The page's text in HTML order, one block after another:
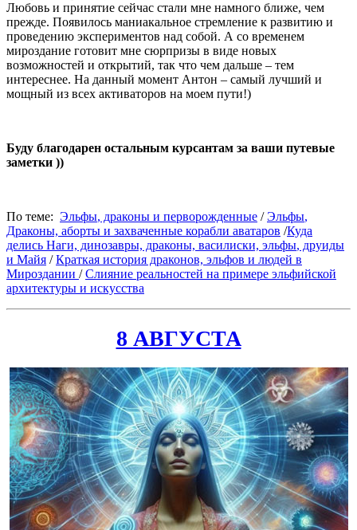
Любовь и принятие сейчас стали мне намного ближе, чем
прежде. Появилось маниакальное стремление к развитию и
проведению экспериментов над собой. А со временем
мироздание готовит мне сюрпризы в виде новых
возможностей и открытий, так что чем дальше – тем
интереснее. На данный момент Антон – самый лучший и
мощный из всех активаторов на моем пути!)
Буду благодарен остальным курсантам за ваши путевые
заметки ))
По теме: Эльфы, драконы и перворожденные /Эльфы,
Драконы, аборты и захваченные корабли аватаров /Куда
делись Наги, динозавры, драконы, василиски, эльфы, друиды
и Майя /Краткая история драконов, эльфов и людей в
Мироздании /Слияние реальностей на примере эльфийской
архитектуры и искусства
8 АВГУСТА